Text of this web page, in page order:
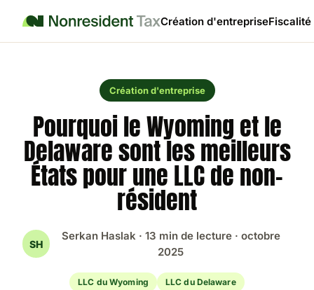
Création d'entreprise
Création d'entreprise
Pourquoi le Wyoming et le
Delaware sont les meilleurs
États pour une LLC de non-
résident
SH
Serkan Haslak · 13 min de lecture · octobre
2025
LLC du Wyoming
LLC du Delaware